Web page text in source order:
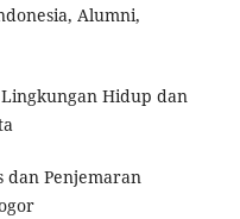
Alumni,
Hidup dan
dan Penjemaran